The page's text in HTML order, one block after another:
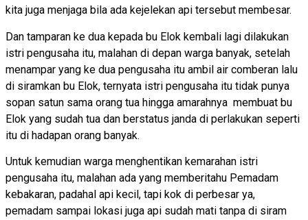
kita juga menjaga bila ada kejelekan api tersebut membesar.
Dan tamparan ke dua kepada bu Elok kembali lagi dilakukan
istri pengusaha itu, malahan di depan warga banyak, setelah
menampar yang ke dua pengusaha itu ambil air comberan lalu
di siramkan bu Elok, ternyata istri pengusaha itu tidak punya
sopan satun sama orang tua hingga amarahnya membuat bu
Elok yang sudah tua dan berstatus janda di perlakukan seperti
itu di hadapan orang banyak.
Untuk kemudian warga menghentikan kemarahan istri
pengusaha itu, malahan ada yang memberitahu Pemadam
kebakaran, padahal api kecil, tapi kok di perbesar ya,
pemadam sampai lokasi juga api sudah mati tanpa di siram